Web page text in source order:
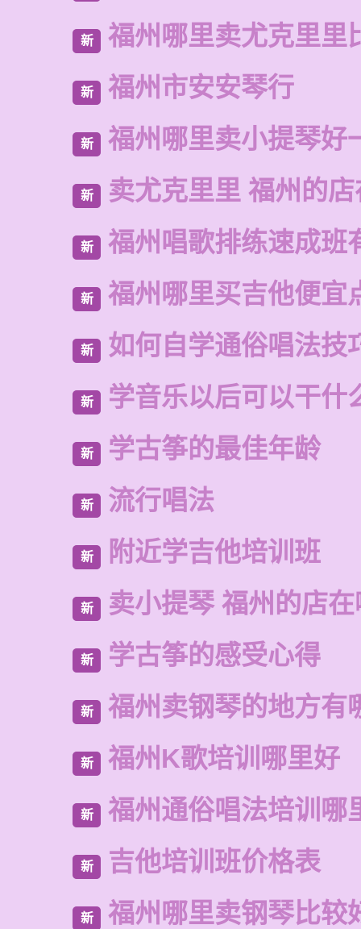
新 福州哪里卖尤克里里
新 福州市安安琴行
新 福州哪里卖小提琴好
新 卖尤克里里 福州的
新 福州唱歌排练速成班
新 福州哪里买吉他便宜
新 如何自学通俗唱法技
新 学音乐以后可以干什
新 学古筝的最佳年龄
新 流行唱法
新 附近学吉他培训班
新 卖小提琴 福州的店
新 学古筝的感受心得
新 福州卖钢琴的地方有
新 福州K歌培训哪里好
新 福州通俗唱法培训哪
新 吉他培训班价格表
新 福州哪里卖钢琴比较